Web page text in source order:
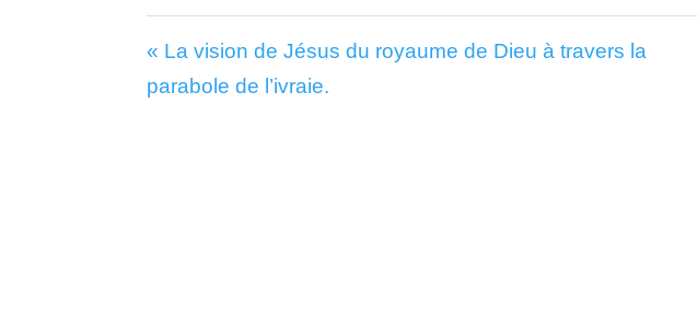
« La vision de Jésus du royaume de Dieu à travers la
parabole de l’ivraie.